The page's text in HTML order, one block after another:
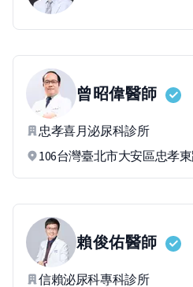
曾昭偉醫師
忠孝喜月泌尿科診所
106台灣臺北市大安區忠孝
賴俊佑醫師
信賴泌尿科專科診所